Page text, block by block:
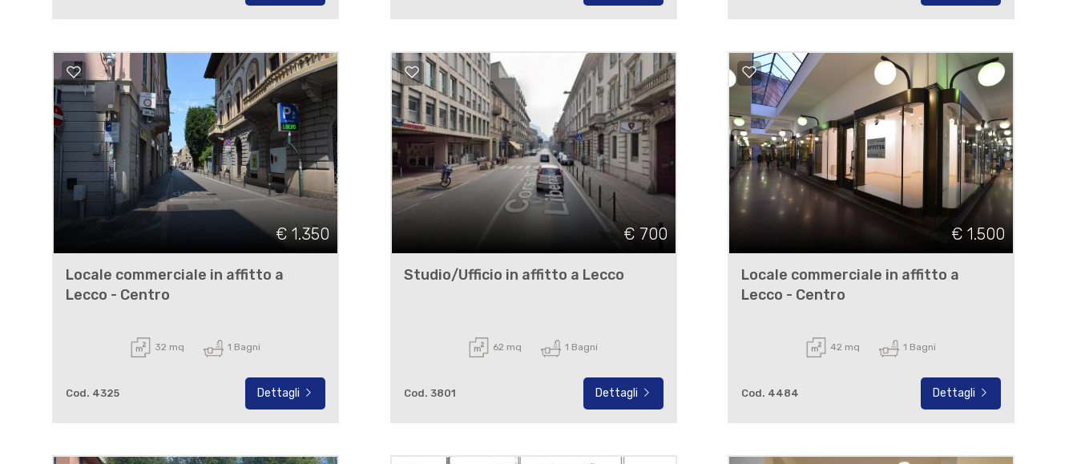
€ 1.350
Locale commerciale in affitto a
Lecco - Centro
32 mq 1 Bagni
Cod. 4325 Dettagli
€ 700
Studio/Ufficio in affitto a Lecco
62 mq 1 Bagni
Cod. 3801 Dettagli
€ 1.500
Locale commerciale in affitto a
Lecco - Centro
42 mq 1 Bagni
Cod. 4484 Dettagli